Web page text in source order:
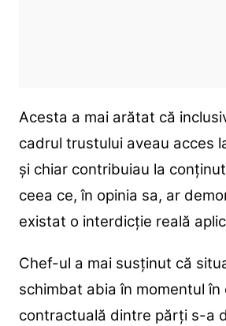
Acesta a mai arătat că
cadrul trustului aveau acces
și chiar contribuiau la
ceea ce, în opinia sa, ar
existat o interdicție reală
Chef-ul a mai susținut că
schimbat abia în momentul în
contractuală dintre părți s-a